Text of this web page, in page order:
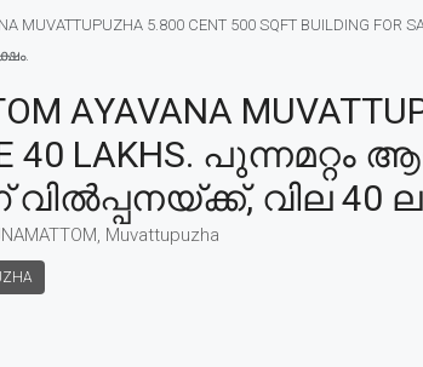
MUVATTUPUZHA 5.800 CENT 500 SQFT
AYAVANA
40 LAKHS.
വില 40
Muvattupuzha